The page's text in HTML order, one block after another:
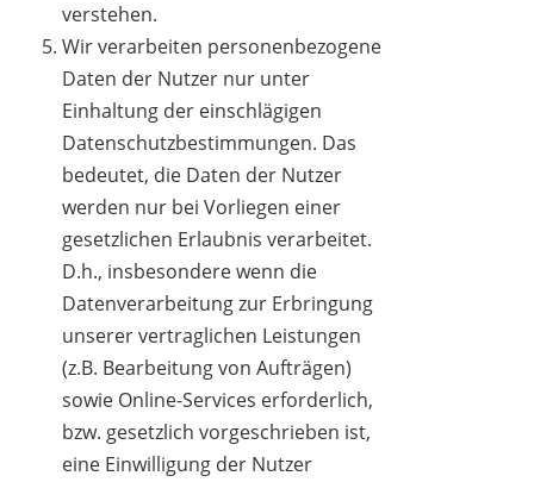
verstehen.
Wir verarbeiten personenbezogene
Daten der Nutzer nur unter
Einhaltung der einschlägigen
Datenschutzbestimmungen. Das
bedeutet, die Daten der Nutzer
werden nur bei Vorliegen einer
gesetzlichen Erlaubnis verarbeitet.
D.h., insbesondere wenn die
Datenverarbeitung zur Erbringung
unserer vertraglichen Leistungen
(z.B. Bearbeitung von Aufträgen)
sowie Online-Services erforderlich,
bzw. gesetzlich vorgeschrieben ist,
eine Einwilligung der Nutzer